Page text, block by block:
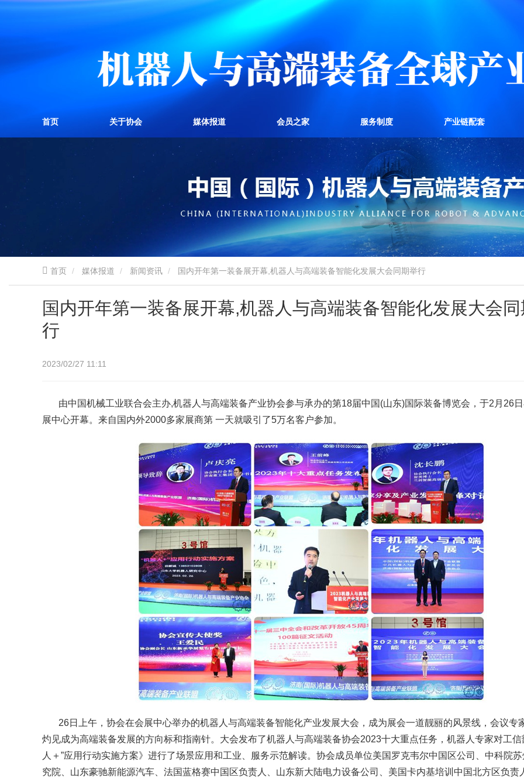
首页 关于协会 媒体报道 会员之家 服务制度 产业链配套
首页 媒体报道 新闻资讯 国内开年第一装备展开幕,机器人与高端装备智能化发展大会同期举行
国内开年第一装备展开幕,机器人与高端装备智能化发展大会
行
2023/02/27 11:11
由中国机械工业联合会主办,机器人与高端装备产业协会参与承办的第18届中国(山东)国际装备博览会，于2月26
展中心开幕。来自国内外2000多家展商第 一天就吸引了5万名客户参加。
26日上午，协会在会展中心举办的机器人与高端装备智能化产业发展大会，成为展会一道靓丽的风景线，会议专
灼见成为高端装备发展的方向标和指南针。大会发布了机器人与高端装备协会2023十大重点任务，机器人专家对工信
人＋”应用行动实施方案》进行了场景应用和工业、服务示范解读。协会成员单位美国罗克韦尔中国区公司、中科院
究院、山东豪驰新能源汽车、法国蓝格赛中国区负责人、山东新大陆电力设备公司、美国卡内基培训中国北方区负责